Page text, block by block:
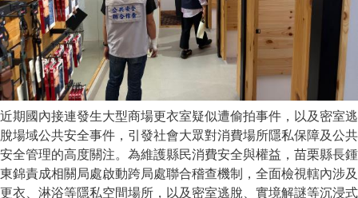
近期國內接連發生大型商場更衣室疑似遭偷拍事件，以及密室逃
脫場域公共安全事件，引發社會大眾對消費場所隱私保障及公共
安全管理的高度關注。為維護縣民消費安全與權益，苗栗縣長鍾
東錦責成相關局處啟動跨局處聯合稽查機制，全面檢視轄內涉及
更衣、淋浴等隱私空間場所，以及密室逃脫、實境解謎等沉浸式